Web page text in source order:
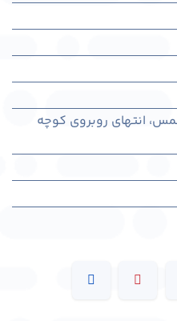
انتهای روبروی کوچه